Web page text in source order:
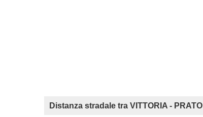
Distanza stradale tra VITTORIA - PRATO